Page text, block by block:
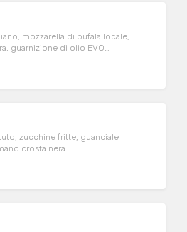
mozzarella di bufala locale,
guarnizione di olio EVO
zucchine fritte, guanciale
crosta nera